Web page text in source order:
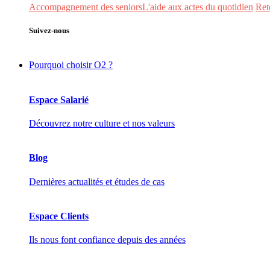
Accompagnement des seniorsL'aide aux actes du quotidien
Suivez-nous
Pourquoi choisir O2 ?
Espace Salarié
Découvrez notre culture et nos valeurs
Blog
Dernières actualités et études de cas
Espace Clients
Ils nous font confiance depuis des années